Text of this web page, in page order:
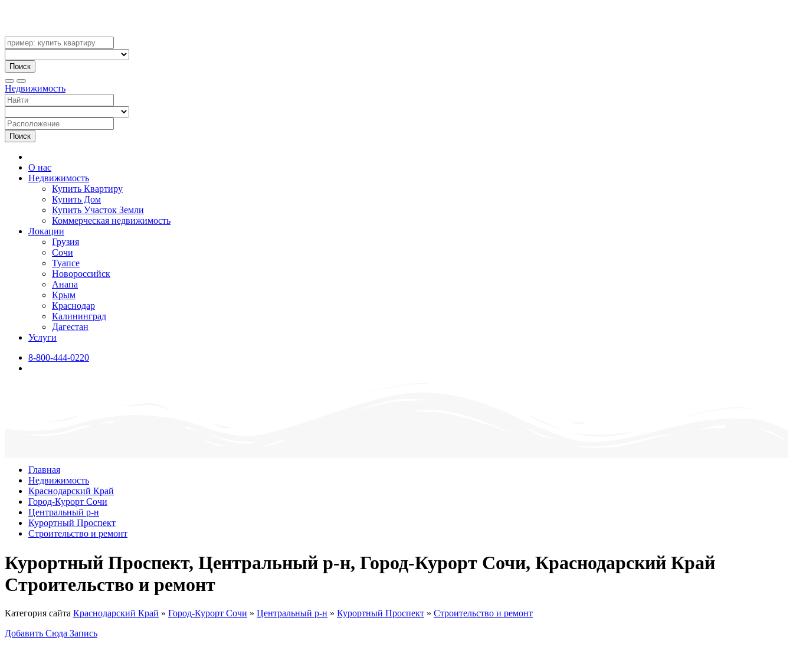
Поиск
Недвижимость
Поиск
О нас
Недвижимость
Купить Квартиру
Купить Дом
Купить Участок Земли
Коммерческая недвижимость
Локации
Грузия
Сочи
Туапсе
Новороссийск
Анапа
Крым
Краснодар
Калининград
Дагестан
Услуги
8-800-444-0220
Главная
Недвижимость
Краснодарский Край
Город-Курорт Сочи
Центральный р-н
Курортный Проспект
Строительство и ремонт
Курортный Проспект, Центральный р-н, Город-Курорт Сочи, Краснодарский Край
Строительство и ремонт
Категория сайта Краснодарский Край » Город-Курорт Сочи » Центральный р-н » Курортный Проспект » Строительство и ремонт
Добавить Сюда Запись